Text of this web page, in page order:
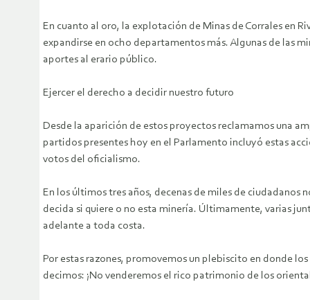
En cuanto al oro, la explotación de Minas de Corrales en
expandirse en ocho departamentos más. Algunas de las
aportes al erario público.
Ejercer el derecho a decidir nuestro futuro
Desde la aparición de estos proyectos reclamamos una
partidos presentes hoy en el Parlamento incluyó estas
votos del oficialismo.
En los últimos tres años, decenas de miles de
decida si quiere o no esta minería. Últimamente, varias
adelante a toda costa.
Por estas razones, promovemos un plebiscito en donde
decimos: ¡No venderemos el rico patrimonio de los